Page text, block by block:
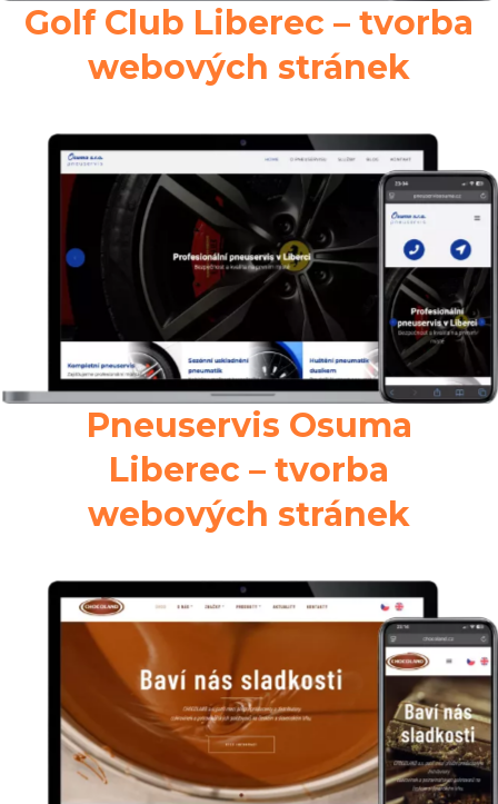
Golf Club Liberec – tvorba
webových stránek
Pneuservis Osuma
Liberec – tvorba
webových stránek